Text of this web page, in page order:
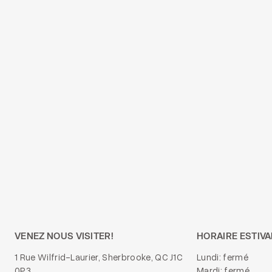
VENEZ NOUS VISITER!
1 Rue Wilfrid-Laurier, Sherbrooke, QC J1C
HORAIRE
Lundi: fermé